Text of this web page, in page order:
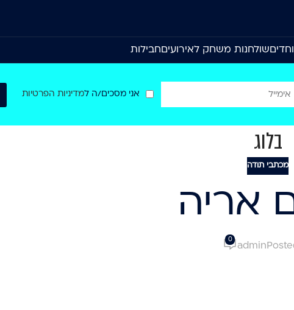
שולחנות משחק לאירועיםחבילות
אני מסכים/ה למדיניות הפרטיות
בלוג
מכתבי תודה
אריה
admin
0